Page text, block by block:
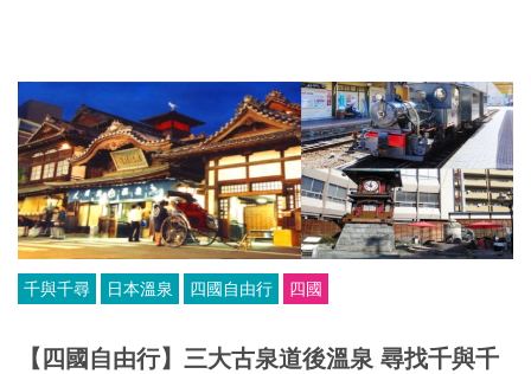
千與千尋 日本溫泉 四國自由行 四國
【四國自由行】三大古泉道後溫泉 尋找千與千